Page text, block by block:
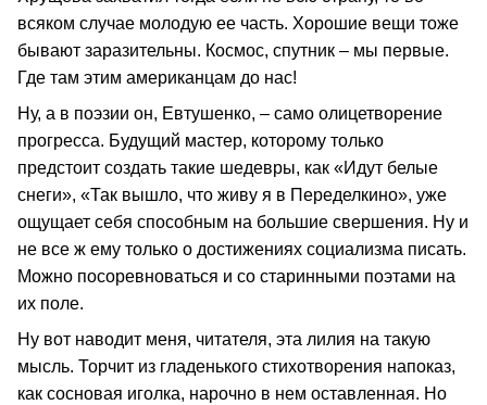
всяком случае молодую ее часть. Хорошие вещи тоже
бывают заразительны. Космос, спутник – мы первые.
Где там этим американцам до нас!
Ну, а в поэзии он, Евтушенко, – само олицетворение
прогресса. Будущий мастер, которому только
предстоит создать такие шедевры, как «Идут белые
снеги», «Так вышло, что живу я в Переделкино», уже
ощущает себя способным на большие свершения. Ну и
не все ж ему только о достижениях социализма писать.
Можно посоревноваться и со старинными поэтами на
их поле.
Ну вот наводит меня, читателя, эта лилия на такую
мысль. Торчит из гладенького стихотворения напоказ,
как сосновая иголка, нарочно в нем оставленная. Но